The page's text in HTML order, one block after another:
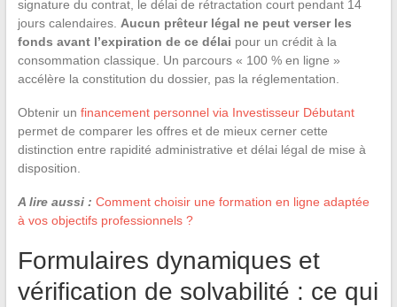
signature du contrat, le délai de rétractation court pendant 14
jours calendaires. Aucun prêteur légal ne peut verser les
fonds avant l’expiration de ce délai pour un crédit à la
consommation classique. Un parcours « 100 % en ligne »
accélère la constitution du dossier, pas la réglementation.
Obtenir un financement personnel via Investisseur Débutant
permet de comparer les offres et de mieux cerner cette
distinction entre rapidité administrative et délai légal de mise à
disposition.
A lire aussi : Comment choisir une formation en ligne adaptée
à vos objectifs professionnels ?
Formulaires dynamiques et
vérification de solvabilité : ce qui